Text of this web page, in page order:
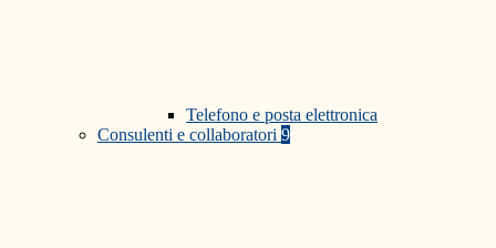
Telefono e posta elettronica
Consulenti e collaboratori 9